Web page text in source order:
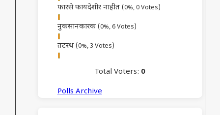
फारसे फायदेशीर नाहीत (0%, 0 Votes)
नुकसानकारक (0%, 6 Votes)
तटस्थ (0%, 3 Votes)
Total Voters: 0
Polls Archive